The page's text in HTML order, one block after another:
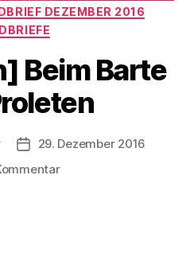
DEZEMBER 2016
Beim Barte
Veröffentlichungsdatum
29. Dezember 2016
zu